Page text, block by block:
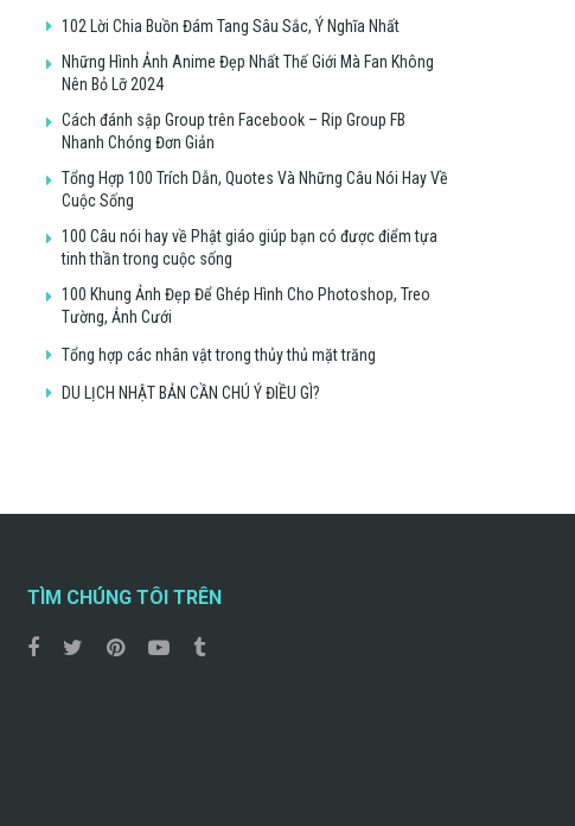
102 Lời Chia Buồn Đám Tang Sâu Sắc, Ý Nghĩa Nhất
Những Hình Ảnh Anime Đẹp Nhất Thế Giới Mà Fan Không
Nên Bỏ Lỡ 2024
Cách đánh sập Group trên Facebook – Rip Group FB
Nhanh Chóng Đơn Giản
Tổng Hợp 100 Trích Dẫn, Quotes Và Những Câu Nói Hay Về
Cuộc Sống
100 Câu nói hay về Phật giáo giúp bạn có được điểm tựa
tinh thần trong cuộc sống
100 Khung Ảnh Đẹp Để Ghép Hình Cho Photoshop, Treo
Tường, Ảnh Cưới
Tổng hợp các nhân vật trong thủy thủ mặt trăng
DU LỊCH NHẬT BẢN CẦN CHÚ Ý ĐIỀU GÌ?
TÌM CHÚNG TÔI TRÊN